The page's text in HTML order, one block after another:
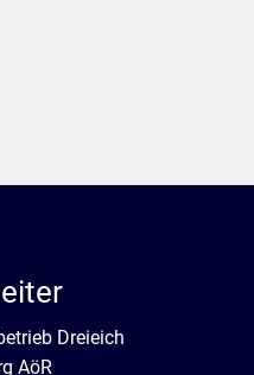
Dreieich
AöR